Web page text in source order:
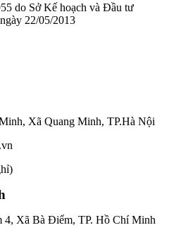
do Sở Kế hoạch và Đầu tư
22/05/2013
Xã Quang Minh, TP.Hà Nội
Xã Bà Điểm, TP. Hồ Chí Minh